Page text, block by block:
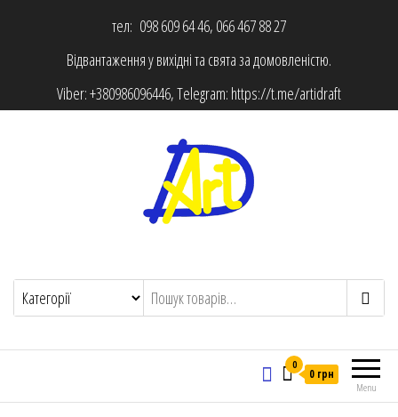
тел: 098 609 64 46, 066 467 88 27
Відвантаження у вихідні та свята за домовленістю.
Viber:+380986096446, Telegram: https://t.me/artidraft
Menu
0
0 грн